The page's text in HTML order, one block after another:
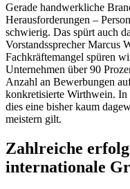
Gerade handwerkliche
Herausforderungen –
schwierig. Das spürt auch
Vorstandssprecher Marcus
Fachkräftemangel spüren
Unternehmen über 90
Anzahl an Bewerbungen
konkretisierte Wirthwein. In
dies eine bisher kaum
meistern gilt.
Zahlreiche
internationale